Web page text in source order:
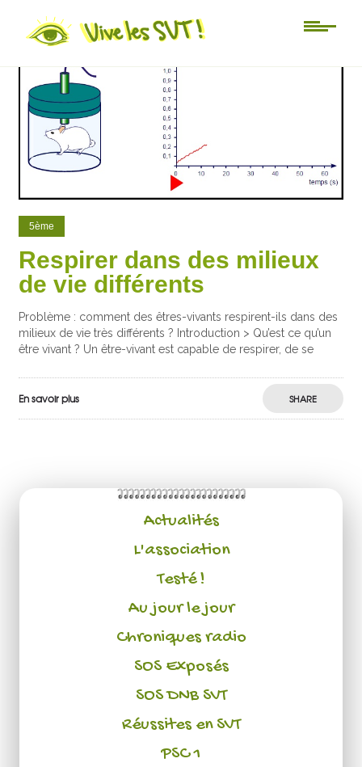
5ème
Respirer dans des milieux
de vie différents
Problème : comment des êtres-vivants respirent-ils dans des
milieux de vie très différents ? Introduction > Qu’est ce qu’un
être vivant ? Un être-vivant est capable de respirer, de se
En savoir plus SHARE
Actualités
L'association
Testé !
Au jour le jour
Chroniques radio
SOS Exposés
SOS DNB SVT
Réussites en SVT
PSC 1